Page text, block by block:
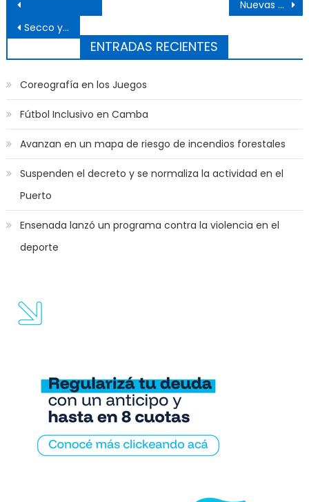
Secco y los intendentes: «Hay otro camino»
Nuevas aulas y sanitarios en la Secundaria 3 de El Dique
ENTRADAS RECIENTES
Coreografía en los Juegos
Fútbol Inclusivo en Camba
Avanzan en un mapa de riesgo de incendios forestales
Suspenden el decreto y se normaliza la actividad en el
Puerto
Ensenada lanzó un programa contra la violencia en el
deporte